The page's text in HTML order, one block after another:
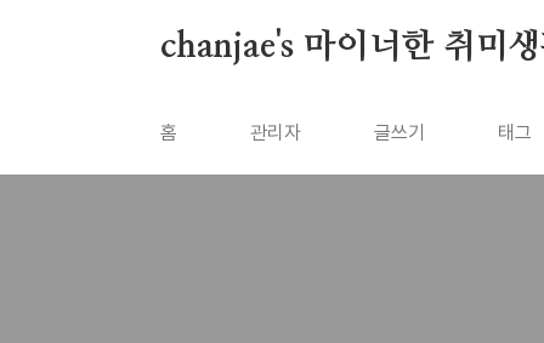
chanjae's 마이너한 취미
홈 관리자 글쓰기 태그